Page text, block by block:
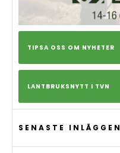
TIPSA OSS OM NYHETER
LANTBRUKSNYTT I TVN
SENASTE INLÄGGEN